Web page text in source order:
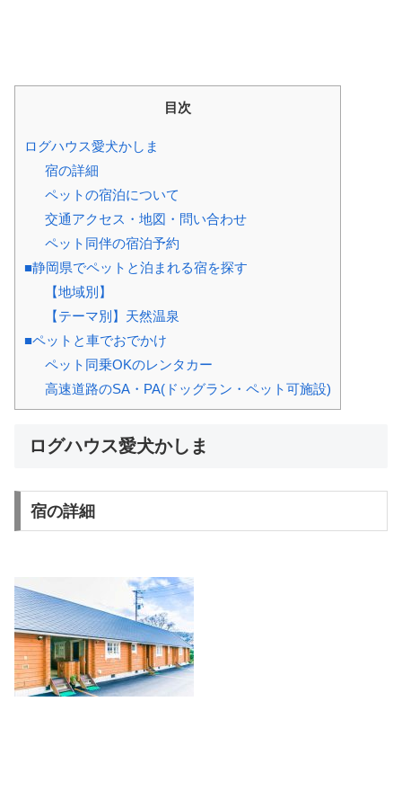
目次
ログハウス愛犬かしま
宿の詳細
ペットの宿泊について
交通アクセス・地図・問い合わせ
ペット同伴の宿泊予約
■静岡県でペットと泊まれる宿を探す
【地域別】
【テーマ別】天然温泉
■ペットと車でおでかけ
ペット同乗OKのレンタカー
高速道路のSA・PA(ドッグラン・ペット可施設)
ログハウス愛犬かしま
宿の詳細